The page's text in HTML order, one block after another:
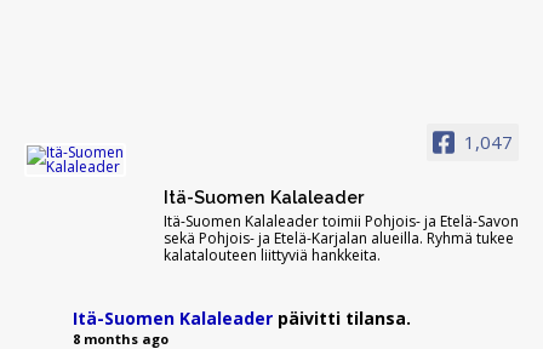
1,047
Itä-Suomen Kalaleader
Itä-Suomen Kalaleader toimii Pohjois- ja Etelä-Savon
sekä Pohjois- ja Etelä-Karjalan alueilla. Ryhmä tukee
kalatalouteen liittyviä hankkeita.
Itä-Suomen Kalaleader päivitti tilansa.
8 months ago